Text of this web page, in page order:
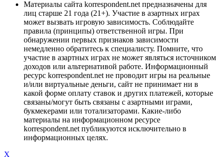
Материалы сайта korrespondent.net предназначены для
лиц старше 21 года (21+). Участие в азартных играх
может вызвать игровую зависимость. Соблюдайте
правила (принципы) ответственной игры. При
обнаружении первых признаков зависимости
немедленно обратитесь к специалисту. Помните, что
участие в азартных играх не может являться источником
доходов или альтернативой работе. Информационный
ресурс korrespondent.net не проводит игры на реальные
и/или виртуальные деньги, сайт не принимает ни в
какой форме оплату ставок и других платежей, которые
связаны/могут быть связаны с азартными играми,
букмекерами или тотализаторами. Какие-либо
материалы на информационном ресурсе
korrespondent.net публикуются исключительно в
информационных целях.
X